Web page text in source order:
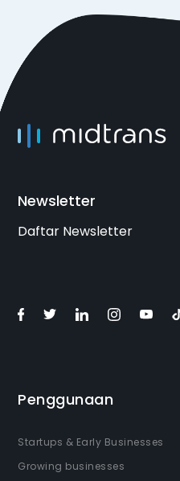
Newsletter
Daftar Newsletter
Penggunaan
Startups & Early Businesses
Growing businesses